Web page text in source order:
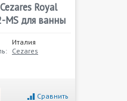
Royal
MS для ванны
Италия
Cezares
Сравнить